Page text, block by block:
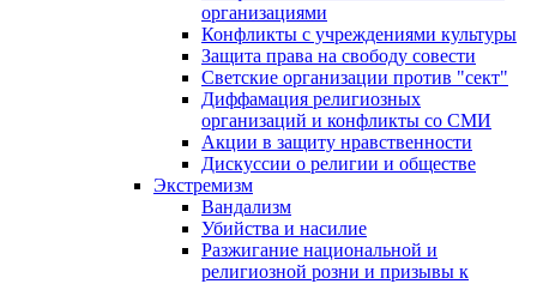
организациями
Конфликты с учреждениями культуры
Защита права на свободу совести
Светские организации против "сект"
Диффамация религиозных
организаций и конфликты со СМИ
Акции в защиту нравственности
Дискуссии о религии и обществе
Экстремизм
Вандализм
Убийства и насилие
Разжигание национальной и
религиозной розни и призывы к